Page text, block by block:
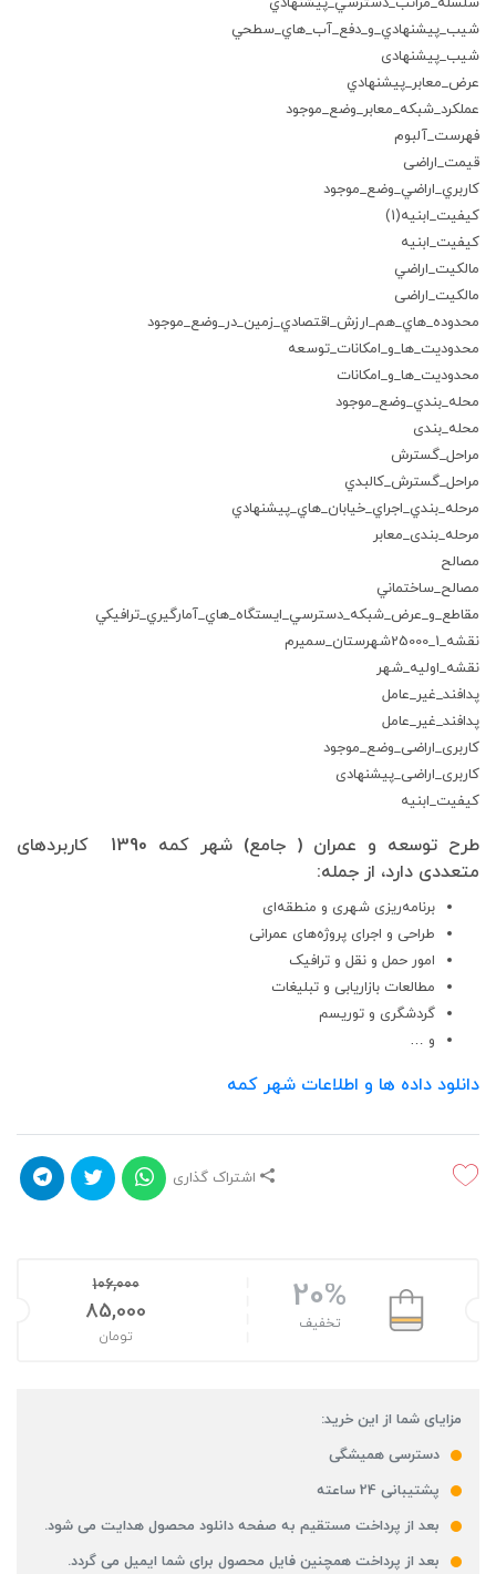
شيب_پيشنهادي_و_دفع_آب_هاي_سطحي
شیب_پیشنهادی
عرض_معابر_پيشنهادي
عملكرد_شبكه_معابر_وضع_موجود
فهرست_آلبوم
قیمت_اراضی
كاربري_اراضي_وضع_موجود
كيفيت_ابنيه(1)
كيفيت_ابنيه
مالكيت_اراضي
مالکیت_اراضی
محدوده_هاي_هم_ارزش_اقتصادي_زمين_در_وضع_موجود
محدوديت_ها_و_امكانات_توسعه
محدودیت_ها_و_امکانات
محله_بندي_وضع_موجود
محله_بندی
مراحل_گسترش
مراحل_گسترش_كالبدي
مرحله_بندي_اجراي_خيابان_هاي_پيشنهادي
مرحله_بندی_معابر
مصالح
مصالح_ساختماني
مقاطع_و_عرض_شبكه_دسترسي_ايستگاه_هاي_آمارگيري_ترافيكي
نقشه_1_25000شهرستان_سمیرم
نقشه_اولیه_شهر
پدافند_غير_عامل
پدافند_غیر_عامل
کاربری_اراضی_وضع_موجود
کاربری_اراضی_پیشنهادی
کیفیت_ابنیه
طرح توسعه و عمران ( جامع) شهر کمه 1390 کاربردهای
متعددی دارد، از جمله:
برنامه‌ریزی شهری و منطقه‌ای
طراحی و اجرای پروژه‌های عمرانی
امور حمل و نقل و ترافیک
مطالعات بازاریابی و تبلیغات
گردشگری و توریسم
و …
دانلود داده ها و اطلاعات شهر کمه
اشتراک گذاری
20%
تخفیف
106,000
قیمت اصلی: 106,000تومان بود.
85,000
تومان
مزایای شما از این خرید:
دسترسی همیشگی
پشتیبانی 24 ساعته
بعد از پرداخت مستقیم به صفحه دانلود محصول هدایت می شود.
بعد از پرداخت همچنین فایل محصول برای شما ایمیل می گردد.